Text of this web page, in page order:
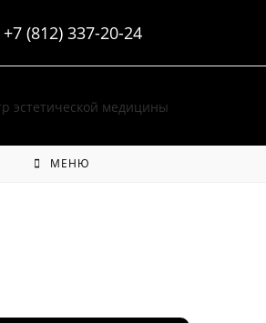
+7 (812) 337-20-24
МЕНЮ